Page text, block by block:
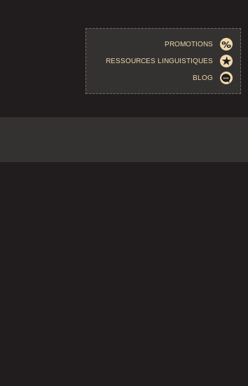
PROMOTIONS
RESSOURCES LINGUISTIQUES
BLOG